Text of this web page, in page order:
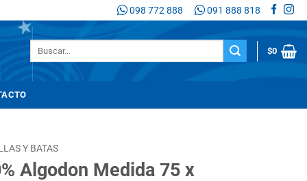
098 772 888 091 888 818
$0
Y BATAS
Algodon Medida 75 x